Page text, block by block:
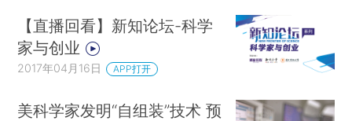
【直播回看】新知论坛-科学
家与创业
2017年04月16日 APP打开
美科学家发明“自组装”技术 预